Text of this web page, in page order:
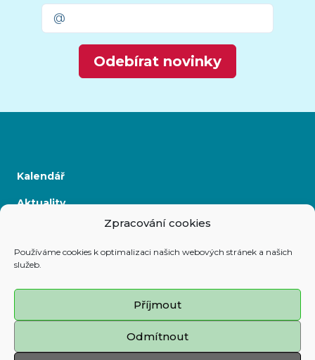
Zpracování cookies
Používáme cookies k optimalizaci našich webových stránek a našich
služeb.
Příjmout
Odmítnout
Odebírat novinky
Kalendář
Aktuality
Prohlášení o přístupnosti
Zásady cookies